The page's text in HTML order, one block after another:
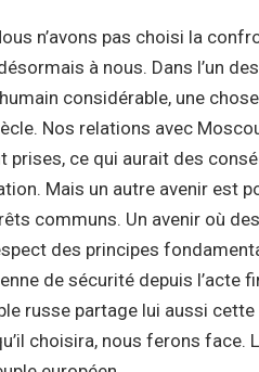
n’avons pas choisi la
à nous. Dans l’un
considérable, une
Nos relations avec
ce qui aurait des
Mais un autre avenir est
communs. Un avenir où
des principes
de sécurité depuis l’acte
russe partage lui aussi
choisira, nous ferons face.